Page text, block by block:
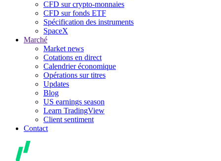
CFD sur crypto-monnaies
CFD sur fonds ETF
Spécification des instruments
SpaceX
Marché
Market news
Cotations en direct
Calendrier économique
Opérations sur titres
Updates
Blog
US earnings season
Learn TradingView
Client sentiment
Contact